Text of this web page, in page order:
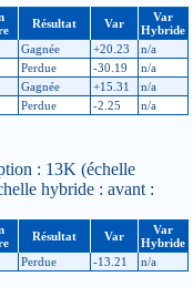
Résultat Var
Var
Hybride
Gagnée +20.23
n/a
Perdue -30.19
n/a
Gagnée +15.31
n/a
Perdue -2.25 n/a
: 13K (échelle
hybride : avant :
Résultat Var
Var
Hybride
Perdue -13.21 n/a